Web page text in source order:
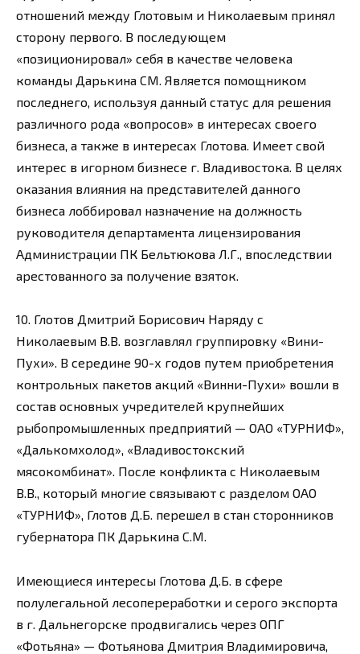
отношений между Глотовым и Николаевым принял
сторону первого. В последующем
«позиционировал» себя в качестве человека
команды Дарькина СМ. Является помощником
последнего, используя данный статус для решения
различного рода «вопросов» в интересах своего
бизнеса, а также в интересах Глотова. Имеет свой
интерес в игорном бизнесе г. Владивостока. В целях
оказания влияния на представителей данного
бизнеса лоббировал назначение на должность
руководителя департамента лицензирования
Администрации ПК Бельтюкова Л.Г., впоследствии
арестованного за получение взяток.
10. Глотов Дмитрий Борисович Наряду с
Николаевым В.В. возглавлял группировку «Вини-
Пухи». В середине 90-х годов путем приобретения
контрольных пакетов акций «Винни-Пухи» вошли в
состав основных учредителей крупнейших
рыбопромышленных предприятий — ОАО «ТУРНИФ»,
«Далькомхолод», «Владивостокский
мясокомбинат». После конфликта с Николаевым
В.В., который многие связывают с разделом ОАО
«ТУРНИФ», Глотов Д.Б. перешел в стан сторонников
губернатора ПК Дарькина С.М.
Имеющиеся интересы Глотова Д.Б. в сфере
полулегальной лесопереработки и серого экспорта
в г. Дальнегорске продвигались через ОПГ
«Фотьяна» — Фотьянова Дмитрия Владимировича,